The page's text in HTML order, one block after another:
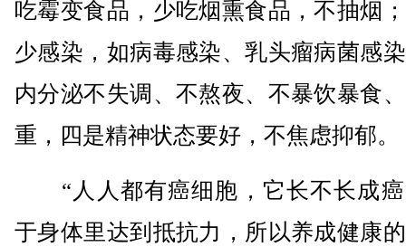
吃霉变食品，少吃烟熏食品，不抽烟
少感染，如病毒感染、乳头瘤病菌感
内分泌不失调、不熬夜、不暴饮暴食
重，四是精神状态要好，不焦虑抑郁。
“人人都有癌细胞，它长不长成癌
于身体里达到抵抗力，所以养成健康